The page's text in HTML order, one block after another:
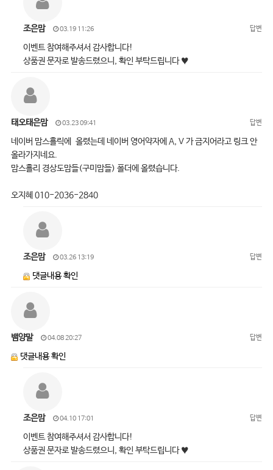
조은맘 03.19 11:26 답변
이벤트 참여해주셔서 감사합니다!
상품권 문자로 발송드렸으니, 확인 부탁드립니다 ♥
태오태은맘 03.23 09:41 답변
네이버 맘스홀릭에 올렸는데 네이버 영어약자에 A, V 가 금지어라고 링크 안
올라가지네요.
맘스홀리 경상도맘들(구미맘들) 폴더에 올렸습니다.
오지혜 010-2036-2840
조은맘 03.26 13:19 답변
댓글내용 확인
뱀양말 04.08 20:27 답변
댓글내용 확인
조은맘 04.10 17:01 답변
이벤트 참여해주셔서 감사합니다!
상품권 문자로 발송드렸으니, 확인 부탁드립니다 ♥